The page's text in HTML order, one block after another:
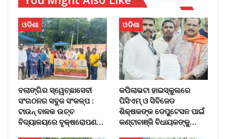
ଓଡିଶା
ବଲାଙ୍ଗିର ସ୍ୱେଚ୍ଛାସେବୀ
ସଂଗଠନର ସବୁଜ ସଂକଳ୍ପ :
ଟାଉନ୍ ବାଳକ ଉଚ୍ଚ
ବିଦ୍ୟାଳୟରେ ବୃକ୍ଷରୋପଣ…
ଓଡିଶା
କପିଲାଭଟା ହାଇସ୍କୁଲରେ
ପିସିଏମ୍ ଓ ସିବିଜେଡ
ଶିକ୍ଷକଙ୍କ ଡେପୁଟେସନ ପାଇଁ
କଣ୍ଟାବାଞ୍ଜି ବିଧାୟକଙ୍କୁ…